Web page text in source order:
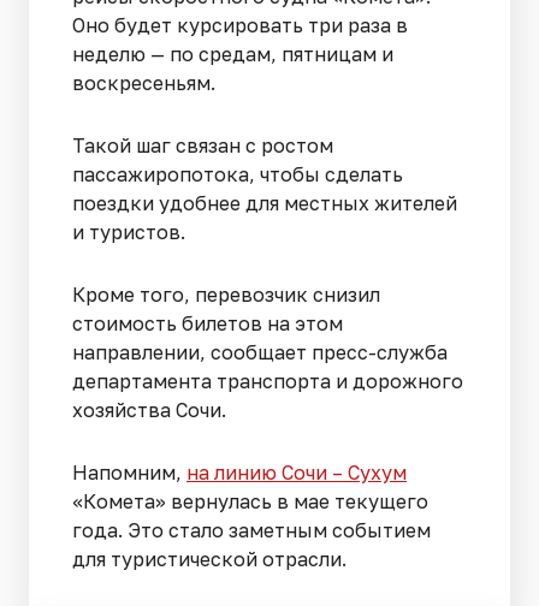
Оно будет курсировать три раза в
неделю — по средам, пятницам и
воскресеньям.
Такой шаг связан с ростом
пассажиропотока, чтобы сделать
поездки удобнее для местных жителей
и туристов.
Кроме того, перевозчик снизил
стоимость билетов на этом
направлении, сообщает пресс-служба
департамента транспорта и дорожного
хозяйства Сочи.
Напомним, на линию Сочи – Сухум
«Комета» вернулась в мае текущего
года. Это стало заметным событием
для туристической отрасли.